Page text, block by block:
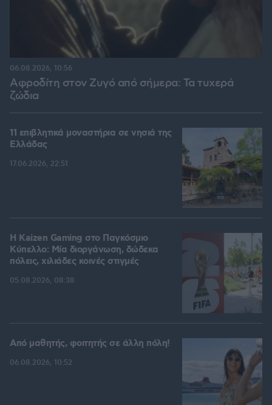
Αφροδίτη στον Ζυγό από σήμερα: Τα τυχερά
ζώδια
06.08.2026, 10:56
11 επιβλητικά μοναστήρια σε νησιά της
Ελλάδας
17.06.2026, 22:51
H Kaizen Gaming στο Παγκόσμιο
Kύπελλο: Μία διοργάνωση, δώδεκα
πόλεις, χιλιάδες κοινές στιγμές
05.08.2026, 08:38
Από μαθητής, φοιτητής σε άλλη πόλη!
06.08.2026, 10:52